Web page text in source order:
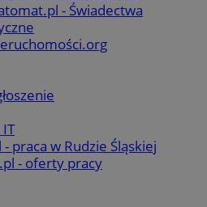
- Świadectwa
praca w Rudzie Śląskiej
- oferty pracy